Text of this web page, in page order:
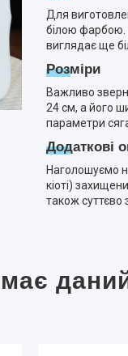
Для
білою фарбою.
виглядає ще
Розміри
Важливо
24 см, а його
параметри
Додаткові
Наголошуємо
кіоті)
також суттєво